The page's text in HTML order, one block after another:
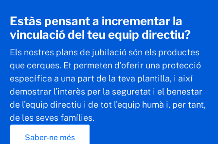
Estàs pensant a incrementar la
vinculació del teu equip directiu?
Els nostres plans de jubilació són els productes
que cerques. Et permeten d’oferir una protecció
específica a una part de la teva plantilla, i així
demostrar l’interès per la seguretat i el benestar
de l’equip directiu i de tot l’equip humà i, per tant,
de les seves famílies.
Saber-ne més